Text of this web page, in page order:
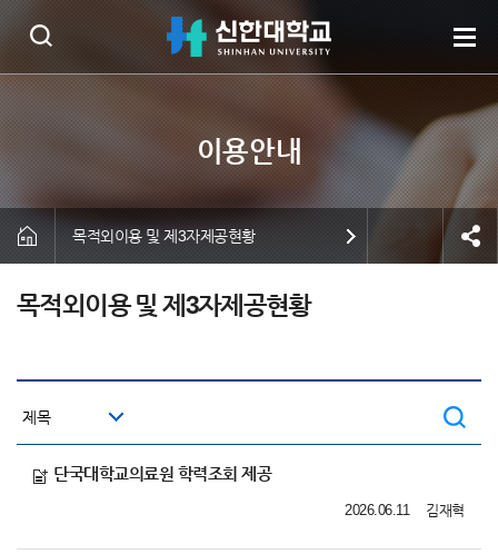
목적외이용 및 제3자제공현황
목적외이용 및 제3자제공현황
단국대학교의료원 학력조회 제공
김재혁
2026.06.11